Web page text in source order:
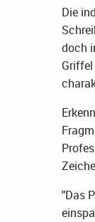
Die
doch
"Das